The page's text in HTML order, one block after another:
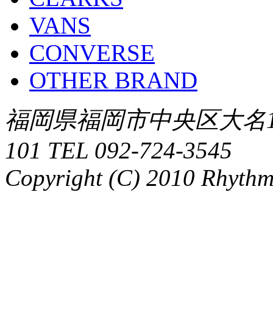
VANS
CONVERSE
OTHER BRAND
福岡県福岡市中央区大
101 TEL 092-724-3545
Copyright (C) 2010